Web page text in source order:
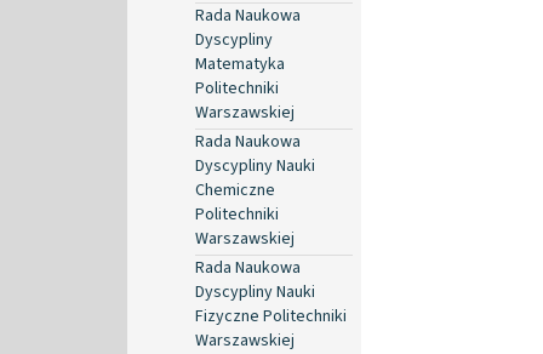
Rada Naukowa
Dyscypliny
Matematyka
Politechniki
Warszawskiej
Rada Naukowa
Dyscypliny Nauki
Chemiczne
Politechniki
Warszawskiej
Rada Naukowa
Dyscypliny Nauki
Fizyczne Politechniki
Warszawskiej